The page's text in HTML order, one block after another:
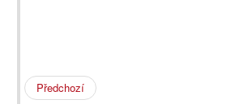
Předchozí